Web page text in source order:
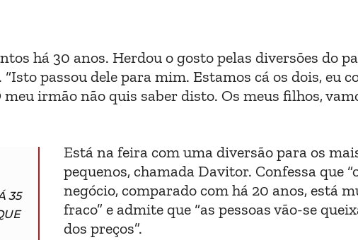
há 30 anos. Herdou o gosto pelas diversões do
passou dele para mim. Estamos cá os dois, eu
irmão não quis saber disto. Os meus filhos,
35
Está na feira com uma diversão para os
pequenos, chamada Davitor. Confessa que
negócio, comparado com há 20 anos, está
fraco” e admite que “as pessoas vão-se
dos preços”.